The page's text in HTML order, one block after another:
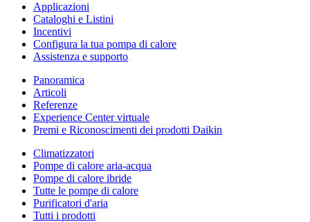
Applicazioni
Cataloghi e Listini
Incentivi
Configura la tua pompa di calore
Assistenza e supporto
Panoramica
Articoli
Referenze
Experience Center virtuale
Premi e Riconoscimenti dei prodotti Daikin
Climatizzatori
Pompe di calore aria-acqua
Pompe di calore ibride
Tutte le pompe di calore
Purificatori d'aria
Tutti i prodotti